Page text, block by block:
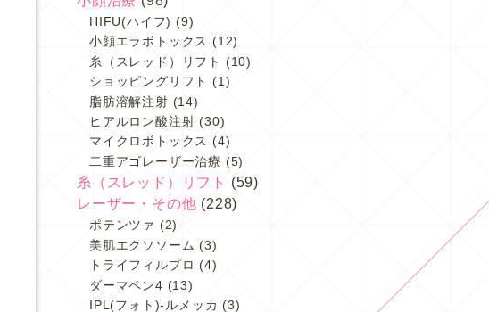
HIFU(ハイフ) (9)
小顔エラボトックス (12)
糸（スレッド）リフト
(10)
ショッピングリフト
(1)
脂肪溶解注射 (14)
ヒアルロン酸注射 (30)
マイクロボトックス (4)
二重アゴレーザー治療 (5)
糸（スレッド）リフト
(59)
レーザー・その他 (228)
ポテンツァ (2)
美肌エクソソーム (3)
トライフィルプロ (4)
ダーマペン4 (13)
IPL(フォト)-ルメッカ (3)